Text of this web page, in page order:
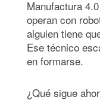
Manufactura
operan con
alguien tiene
Ese técnico
en formarse.
¿Qué sigue